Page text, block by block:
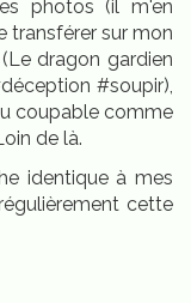
photos (il m'en
transférer sur mon
dragon gardien
#soupir),
coupable comme
de là.
identique à mes
cette